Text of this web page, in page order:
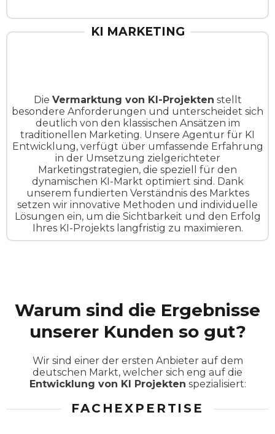
KI MARKETING
Die Vermarktung von KI-Projekten stellt
besondere Anforderungen und unterscheidet sich
deutlich von den klassischen Ansätzen im
traditionellen Marketing. Unsere Agentur für KI
Entwicklung, verfügt über umfassende Erfahrung
in der Umsetzung zielgerichteter
Marketingstrategien, die speziell für den
dynamischen KI-Markt optimiert sind. Dank
unserem fundierten Verständnis des Marktes
setzen wir innovative Methoden und individuelle
Lösungen ein, um die Sichtbarkeit und den Erfolg
Ihres KI-Projekts langfristig zu maximieren.
Warum sind die Ergebnisse
unserer Kunden so gut?
Wir sind einer der ersten Anbieter auf dem
deutschen Markt, welcher sich eng auf die
Entwicklung von KI Projekten spezialisiert:
FACHEXPERTISE